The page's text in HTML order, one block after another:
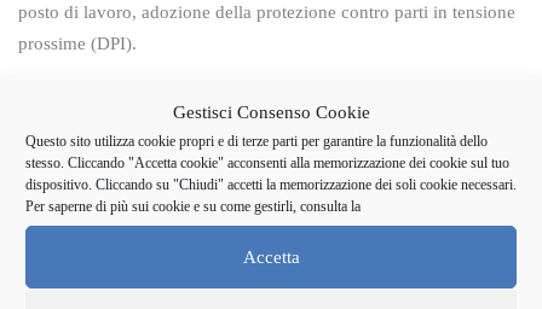
Gestisci Consenso Cookie
Questo sito utilizza cookie propri e di terze parti per garantire la funzionalità dello
stesso. Cliccando "Accetta cookie" acconsenti alla memorizzazione dei cookie sul tuo
dispositivo. Cliccando su "Chiudi" accetti la memorizzazione dei soli cookie necessari.
Per saperne di più sui cookie e su come gestirli, consulta la
Accetta
posto di lavoro, adozione della protezione contro parti in tensione
prossime (DPI).
Lezioni frontali, esercitazioni pratiche, test.
Partecipanti
Il corso sarà attivato con l’iscrizione di un minimo di 8
partecipanti e potrà ospitare un massimo di 15.